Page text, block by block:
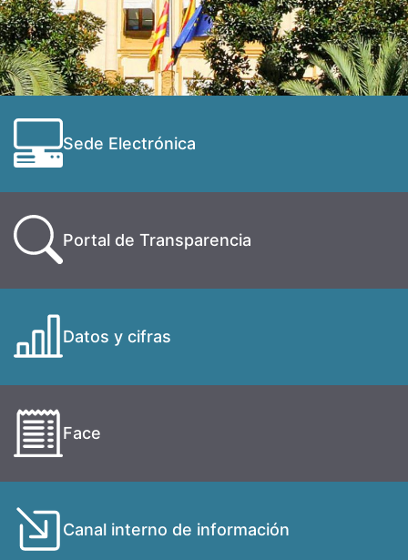
Sede Electrónica
Portal de Transparencia
Datos y cifras
Face
Canal interno de información